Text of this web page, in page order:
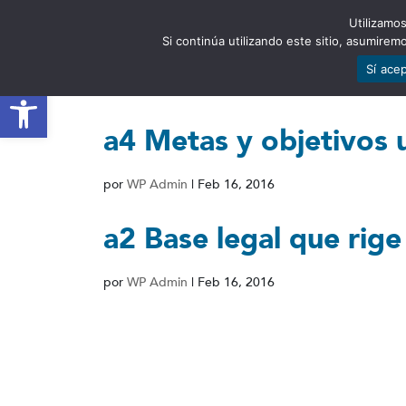
Abrir barra de herramientas
a4 Metas y objetivos
por WP Admin | Feb 16, 2016
a2 Base legal que
por WP Admin | Feb 16, 2016
Si continúa utilizando este sitio,
Sí